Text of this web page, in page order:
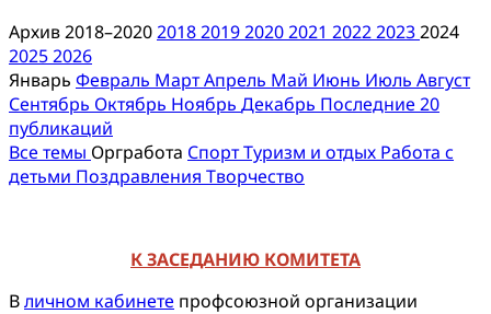
Архив 2018–20202018201920202021 202220232024
20252026
Январь Февраль МартАпрель Май Июнь Июль Август
Сентябрь Октябрь Ноябрь Декабрь Последние 20
публикаций
Все темы Оргработа СпортТуризм и отдых Работа с
детьми Поздравления Творчество
К ЗАСЕДАНИЮ КОМИТЕТА
Вличном кабинете профсоюзной организации